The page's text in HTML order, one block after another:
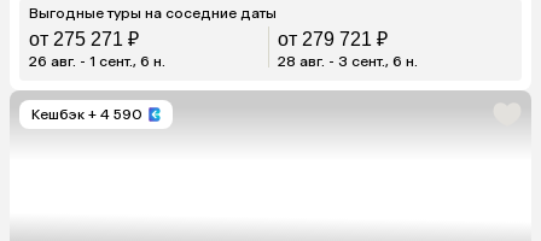
Выгодные туры на соседние даты
от 275 271 ₽
26 авг. - 1 сент., 6 н.
от 279 721 ₽
28 авг. - 3 сент., 6 н.
Кешбэк + 4 590